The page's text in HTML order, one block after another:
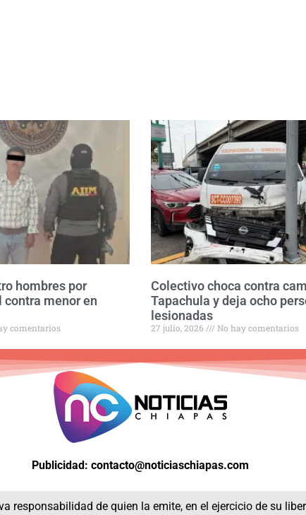
hombres por
contra menor en
comentarios
Colectivo choca contra
Tapachula y deja ocho
lesionadas
27 julio, 2026 No hay comentarios
Publicidad: contacto@noticiaschiapas.com
responsabilidad de quien la emite, en el ejercicio de su